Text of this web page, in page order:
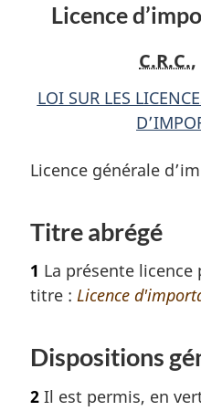
Licence
C.R.C.
LOI SUR LES
Licence générale
Titre abrégé
1 La présente
titre : Licence
Dispositions
2 Il est permis, en